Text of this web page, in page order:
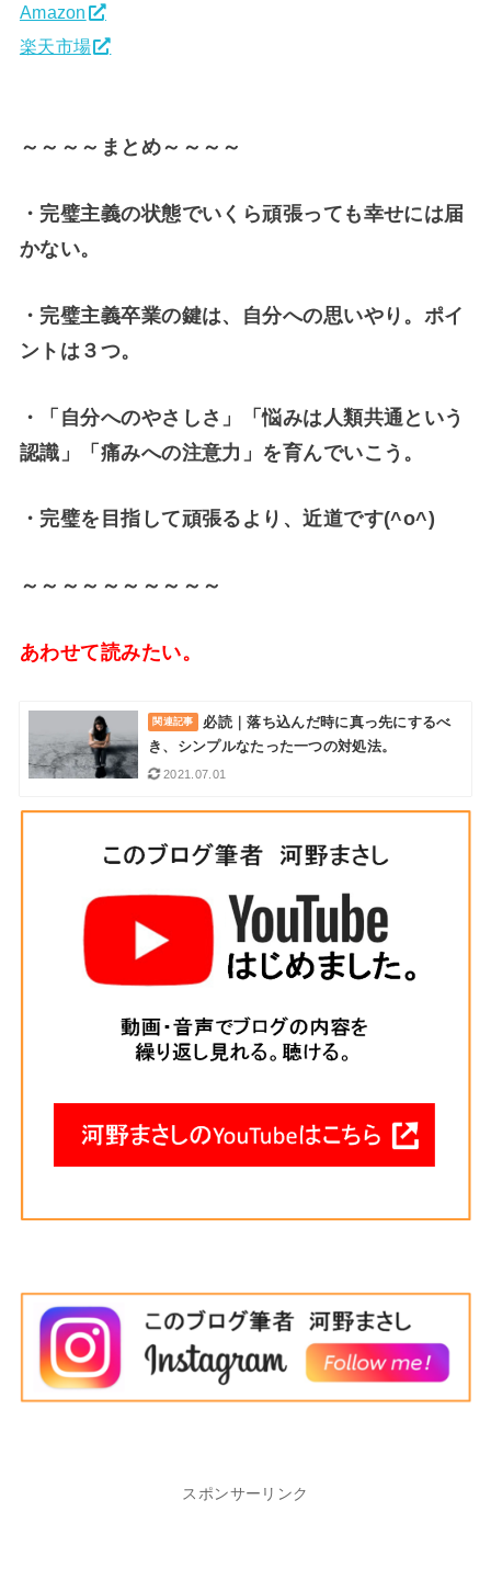
Amazon
楽天市場
～～～～まとめ～～～～
・完璧主義の状態でいくら頑張っても幸せには届
かない。
・完璧主義卒業の鍵は、自分への思いやり。ポイ
ントは３つ。
・「自分へのやさしさ」「悩みは人類共通という
認識」「痛みへの注意力」を育んでいこう。
・完璧を目指して頑張るより、近道です(^o^)
～～～～～～～～～～
あわせて読みたい。
必読｜落ち込んだ時に真っ先にするべ
き、シンプルなたった一つの対処法。
2021.07.01
スポンサーリンク